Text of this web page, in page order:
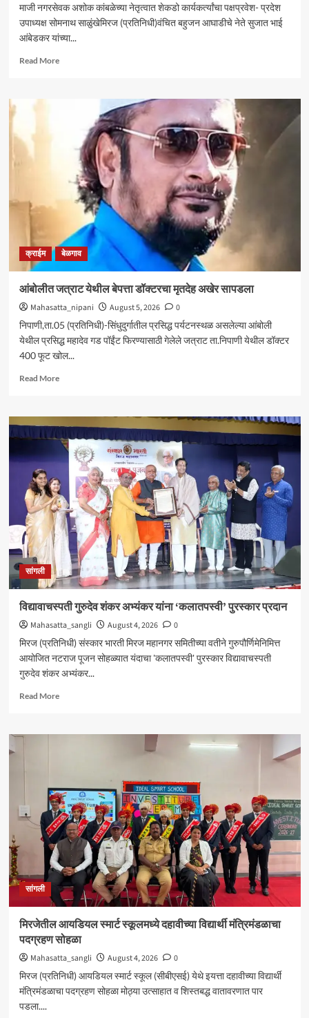
माजी नगरसेवक अशोक कांबळेच्या नेतृत्वात शेकडो कार्यकर्त्यांचा पक्षप्रवेश- प्रदेश
उपाध्यक्ष सोमनाथ साळुंखेमिरज (प्रतिनिधी)वंचित बहुजन आघाडीचे नेते सुजात भाई
आंबेडकर यांच्या...
Read MoreRead
आघाडीचा
रविवारी
मेळावा
सुजातभाई
आंबेडकर
प्रमुख
उपस्थिती
क्राईम बेळगाव
आंबोलीत जत्राट येथील बेपत्ता डॉक्टरचा मृतदेह अखेर सापडला
Mahasatta_nipani August 5, 2026
0
निपाणी,ता.05 (प्रतिनिधी)-सिंधुदुर्गातील प्रसिद्ध पर्यटनस्थळ असलेल्या आंबोली
येथील प्रसिद्ध महादेव गड पॉईंट फिरण्यासाठी गेलेले जत्राट ता.निपाणी येथील डॉक्टर
400 फूट खोल...
Read MoreRead
आंबोलीत
जत्राट
येथील
बेपत्ता
डॉक्टरचा
मृतदेह
अखेर
सापडला
सांगली
विद्यावाचस्पती गुरुदेव शंकर अभ्यंकर यांना ‘कलातपस्वी’ पुरस्कार प्रदान
Mahasatta_sangli August 4, 2026
0
मिरज (प्रतिनिधी) संस्कार भारती मिरज महानगर समितीच्या वतीने गुरुपौर्णिमेनिमित्त
आयोजित नटराज पूजन सोहळ्यात यंदाचा 'कलातपस्वी' पुरस्कार विद्यावाचस्पती
गुरुदेव शंकर अभ्यंकर...
Read MoreRead
विद्यावाचस्पती
यांना
‘कलातपस्वी’
पुरस्कार
प्रदान
सांगली
मिरजेतील आयडियल स्मार्ट स्कूलमध्ये दहावीच्या विद्यार्थी मंत्रिमंडळाचा
पदग्रहण सोहळा
Mahasatta_sangli August 4, 2026
0
मिरज (प्रतिनिधी) आयडियल स्मार्ट स्कूल (सीबीएसई) येथे इयत्ता दहावीच्या विद्यार्थी
मंत्रिमंडळाचा पदग्रहण सोहळा मोठ्या उत्साहात व शिस्तबद्ध वातावरणात पार
पडला....